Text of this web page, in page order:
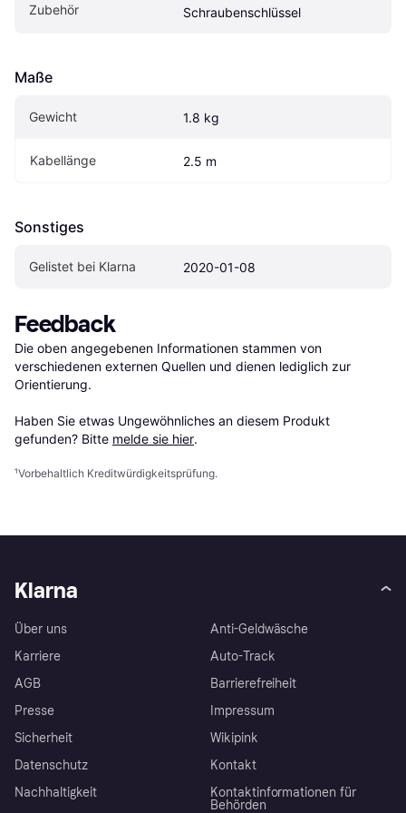
Zubehör Schraubenschlüssel
Maße
Gewicht 1.8 kg
Kabellänge 2.5 m
Sonstiges
Gelistet bei Klarna 2020-01-08
Feedback
Die oben angegebenen Informationen stammen von
verschiedenen externen Quellen und dienen lediglich zur
Orientierung.
Haben Sie etwas Ungewöhnliches an diesem Produkt
gefunden? Bitte melde sie hier.
¹Vorbehaltlich Kreditwürdigkeitsprüfung.
Klarna
Über uns
Karriere
AGB
Presse
Sicherheit
Datenschutz
Nachhaltigkeit
Anti-Geldwäsche
Auto-Track
Barrierefreiheit
Impressum
Wikipink
Kontakt
Kontaktinformationen für
Behörden